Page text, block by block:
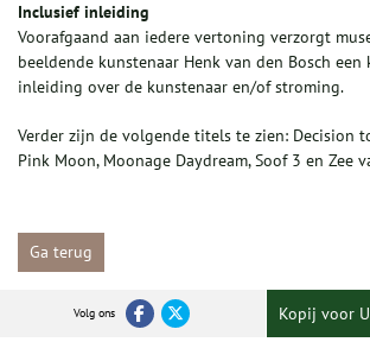
Inclusief inleiding
Voorafgaand aan iedere vertoning verzorgt
beeldende kunstenaar Henk van den Bosch
inleiding over de kunstenaar en/of stroming.
Verder zijn de volgende titels te zien: Decision
Pink Moon, Moonage Daydream, Soof 3 en Zee
Ga terug
Volg ons Kopij voor